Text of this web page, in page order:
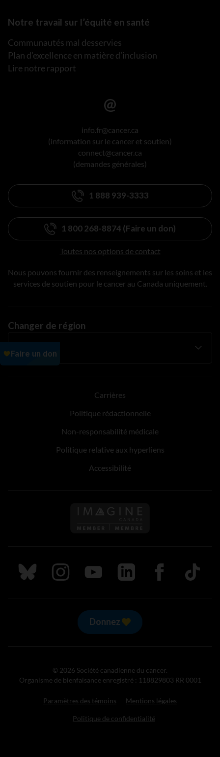
Notre travail sur l’équité en santé
Communautés mal desservies
Plan d’excellence en matière d’inclusion
Lire notre rapport
info.fr@cancer.ca
(information sur le cancer et soutien)
connect@cancer.ca
(demandes générales)
1 888 939-3333
1 800 268-8874 (Faire un don)
Toutes nos options de contact
Nous pouvons fournir des renseignements sur les soins et les
services de soutien pour le cancer au Canada uniquement.
Changer de région
Carrières
Politique rédactionnelle
Non-responsabilité médicale
Politique relative aux hyperliens
Accessibilité
Suivez nous sur Bluesky
Suivez nous sur Instagram
Suivez nous sur Youtube
Suivez nous sur LinkedIn
Suivez nous sur
TikTok
Donnez
© 2026 Société canadienne du cancer.
Organisme de bienfaisance enregistré : 118829803 RR 0001
Paramètres des témoins Mentions légales
Politique de confidentialité